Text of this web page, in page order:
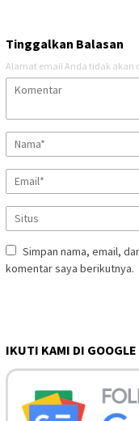
Tinggalkan Balasan
Alamat email Anda tidak akan
Simpan nama, email,
komentar saya berikutnya.
IKUTI KAMI DI GOOGLE